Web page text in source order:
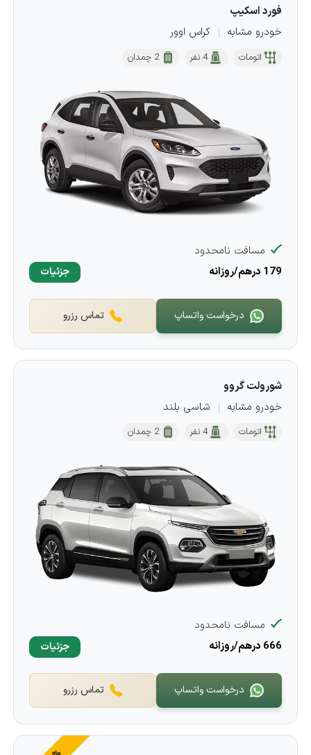
فورد اسکیپ
خودرو مشابه
کراس اوور
اتومات 4 نفر 2 چمدان
مسافت نامحدود
179 درهم/روزانه
جزئیات
درخواست واتساپ تماس رزرو
شورولت گروو
خودرو مشابه
شاسی بلند
اتومات 4 نفر 2 چمدان
مسافت نامحدود
666 درهم/روزانه
جزئیات
درخواست واتساپ تماس رزرو